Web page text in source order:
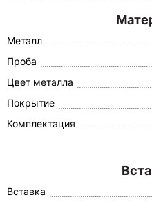
Металл
Проба
Цвет металла
Покрытие
Комплектация
Вставка